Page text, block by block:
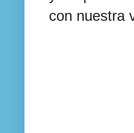
con nuestra